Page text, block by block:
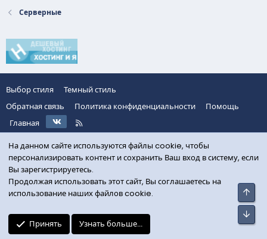
Серверные
Выбор стиля
Темный стиль
Обратная связь
Политика конфиденциальности
Помощь
Главная
R
S
S
На данном сайте используются файлы cookie, чтобы
персонализировать контент и сохранить Ваш вход в систему, если
Вы зарегистрируетесь.
Продолжая использовать этот сайт, Вы соглашаетесь на
использование наших файлов cookie.
Принять Узнать больше...